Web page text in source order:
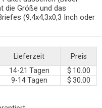
die Größe und das
(9,4x4,3x0,3 Inch oder
Lieferzeit
Preis
14-21 Tagen
$ 10.00
9-14 Tagen
$ 30.00